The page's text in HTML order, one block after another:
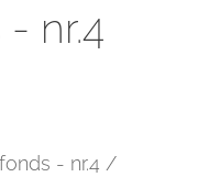
nr.4
- nr.4 /